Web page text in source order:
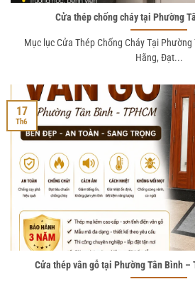
Cửa thép chống cháy tại Phường
Mục lục Cửa Thép Chống Cháy Tại
Hãng, Đạt...
Cửa thép vân gỗ tại Phường Tân Bình –
17
Th6